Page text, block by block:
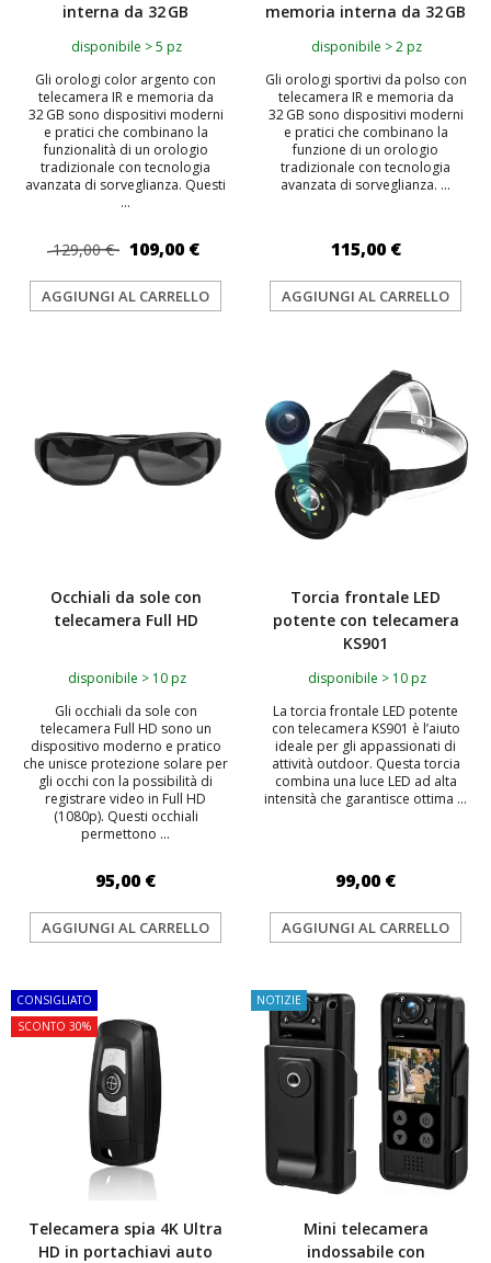
interna da 32 GB
disponibile > 5 pz
Gli orologi color argento con
telecamera IR e memoria da
32 GB sono dispositivi moderni
e pratici che combinano la
funzionalità di un orologio
tradizionale con tecnologia
avanzata di sorveglianza. Questi
...
129,00 € 109,00 €
AGGIUNGI AL CARRELLO
memoria interna da 32 GB
disponibile > 2 pz
Gli orologi sportivi da polso con
telecamera IR e memoria da
32 GB sono dispositivi moderni
e pratici che combinano la
funzione di un orologio
tradizionale con tecnologia
avanzata di sorveglianza. ...
115,00 €
AGGIUNGI AL CARRELLO
Occhiali da sole con
telecamera Full HD
disponibile > 10 pz
Gli occhiali da sole con
telecamera Full HD sono un
dispositivo moderno e pratico
che unisce protezione solare per
gli occhi con la possibilità di
registrare video in Full HD
(1080p). Questi occhiali
permettono ...
95,00 €
AGGIUNGI AL CARRELLO
Torcia frontale LED
potente con telecamera
KS901
disponibile > 10 pz
La torcia frontale LED potente
con telecamera KS901 è l’aiuto
ideale per gli appassionati di
attività outdoor. Questa torcia
combina una luce LED ad alta
intensità che garantisce ottima ...
99,00 €
AGGIUNGI AL CARRELLO
CONSIGLIATO
SCONTO 30%
Telecamera spia 4K Ultra
HD in portachiavi auto
NOTIZIE
Mini telecamera
indossabile con